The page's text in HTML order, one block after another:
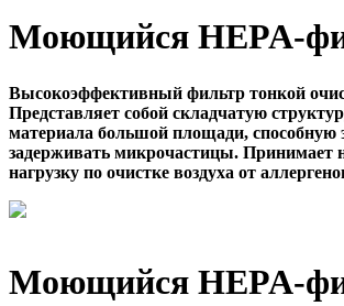
Моющийся HEPA-
Высокоэффективный фильтр тонкой
Представляет собой складчатую
материала большой площади, способную
задерживать микрочастицы. Принимает
нагрузку по очистке воздуха от
Моющийся HEPA-